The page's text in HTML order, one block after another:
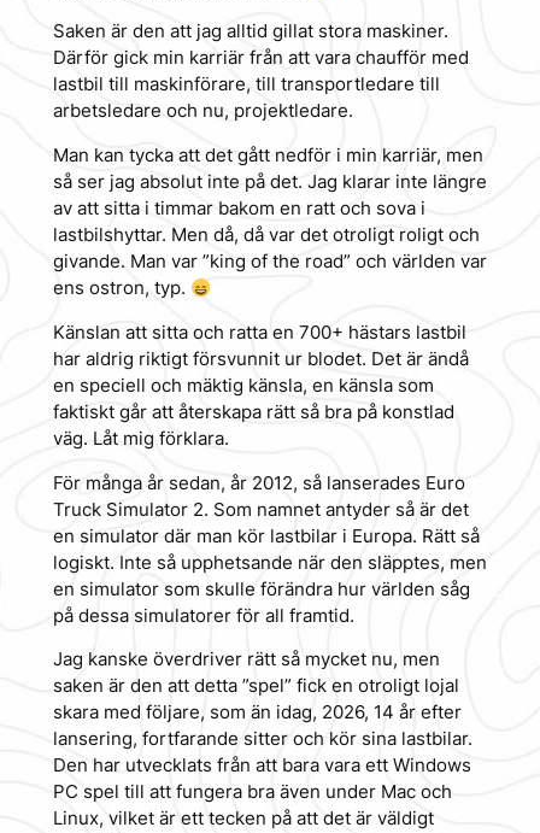
Saken är den att jag alltid gillat stora maskiner.
Därför gick min karriär från att vara chaufför med
lastbil till maskinförare, till transportledare till
arbetsledare och nu, projektledare.
Man kan tycka att det gått nedför i min karriär, men
så ser jag absolut inte på det. Jag klarar inte längre
av att sitta i timmar bakom en ratt och sova i
lastbilshyttar. Men då, då var det otroligt roligt och
givande. Man var ”king of the road” och världen var
ens ostron, typ.
Känslan att sitta och ratta en 700+ hästars lastbil
har aldrig riktigt försvunnit ur blodet. Det är ändå
en speciell och mäktig känsla, en känsla som
faktiskt går att återskapa rätt så bra på konstlad
väg. Låt mig förklara.
För många år sedan, år 2012, så lanserades Euro
Truck Simulator 2. Som namnet antyder så är det
en simulator där man kör lastbilar i Europa. Rätt så
logiskt. Inte så upphetsande när den släpptes, men
en simulator som skulle förändra hur världen såg
på dessa simulatorer för all framtid.
Jag kanske överdriver rätt så mycket nu, men
saken är den att detta ”spel” fick en otroligt lojal
skara med följare, som än idag, 2026, 14 år efter
lansering, fortfarande sitter och kör sina lastbilar.
Den har utvecklats från att bara vara ett Windows
PC spel till att fungera bra även under Mac och
Linux, vilket är ett tecken på att det är väldigt